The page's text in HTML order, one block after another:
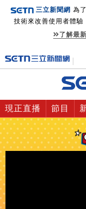
三立新聞網 為
技術來改善使用者體驗
了解最
現正直播 節目